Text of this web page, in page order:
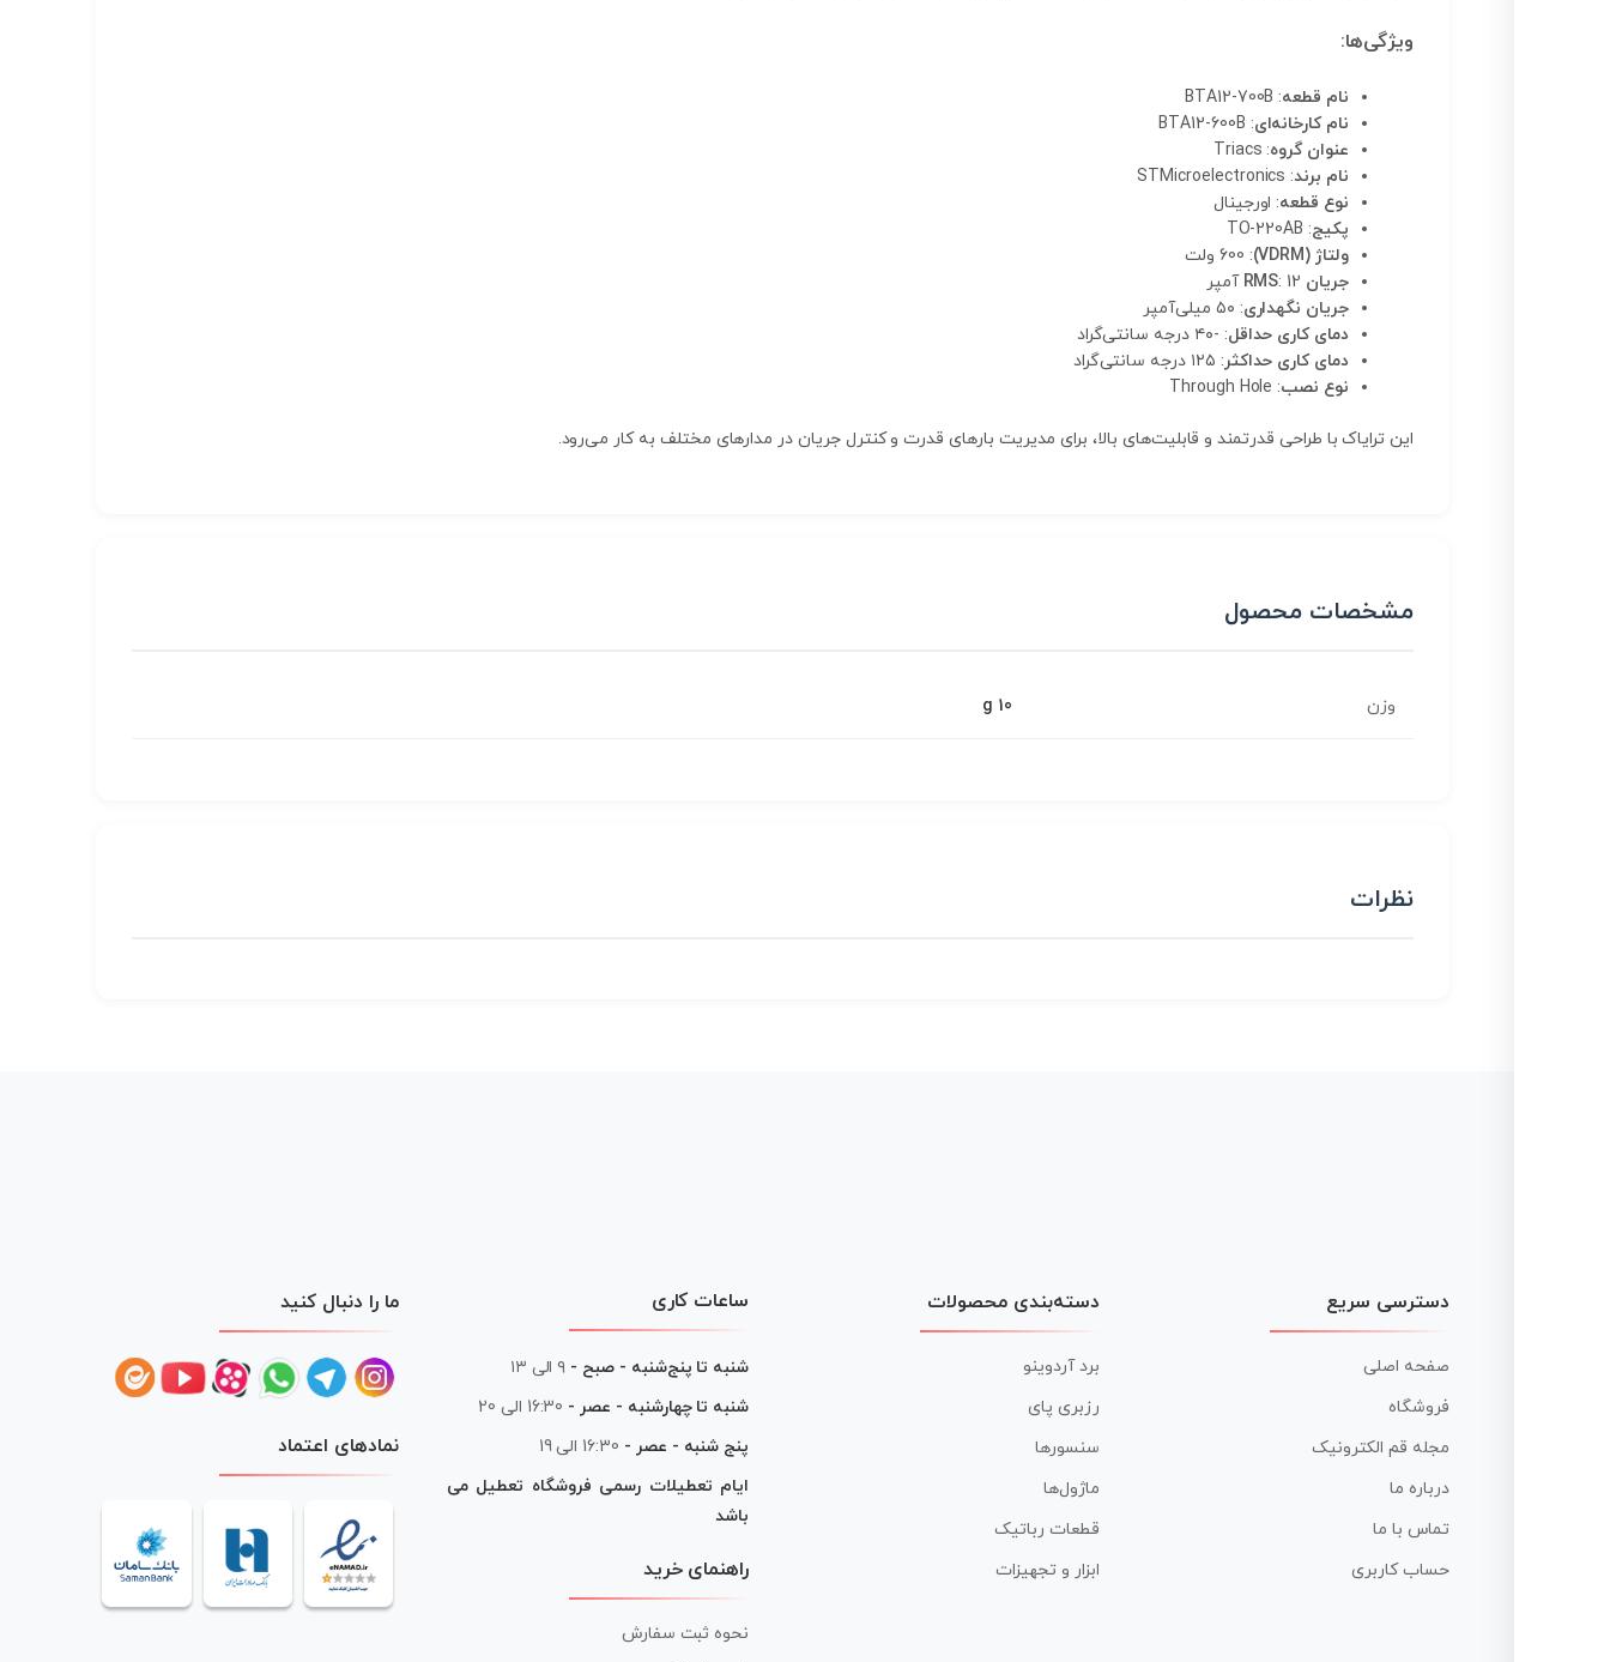
ویژگی‌ها:
نام قطعه: BTA12-700B
نام کارخانه‌ای: BTA12-600B
عنوان گروه: Triacs
نام برند: STMicroelectronics
نوع قطعه: اورجینال
پکیج: TO-220AB
ولتاژ (VDRM)
: 600 ولت
جریان RMS : 12 آمپر
جریان نگهداری: ۵۰ میلی‌آمپر
دمای کاری حداقل: -۴۰ درجه سانتی‌گراد
دمای کاری حداکثر: ۱۲۵ درجه سانتی‌گراد
نوع نصب: Through Hole
این ترایاک با طراحی قدرتمند و قابلیت‌های بالا، برای مدیریت بارهای قدرت و کنترل جریان در مدارهای مختلف به کار می‌رود.
مشخصات محصول
وزن 10 g
نظرات
دسترسی سریع
صفحه اصلی
فروشگاه
مجله قم الکترونیک
درباره ما
تماس با ما
حساب کاربری
دسته‌بندی محصولات
برد آردوینو
رزبری پای
سنسورها
ماژول‌ها
قطعات رباتیک
ابزار و تجهیزات
ساعات کاری
شنبه تا پنج‌شنبه - صبح - ۹ الی ۱۳
شنبه تا چهارشنبه - عصر - 16:30 الی 20
پنج شنبه - عصر - 16:30 الی 19
ایام تعطیلات رسمی فروشگاه تعطیل می
باشد
راهنمای خرید
نحوه ثبت سفارش
ما را دنبال کنید
نمادهای اعتماد